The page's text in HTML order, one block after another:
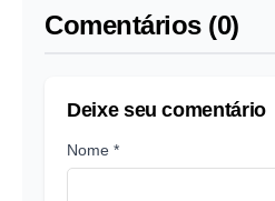
Comentários (0)
Deixe seu comentário
Nome *